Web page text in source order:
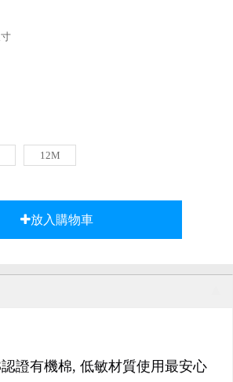
12M
放入購物車
證有機棉, 低敏材質使用最安心